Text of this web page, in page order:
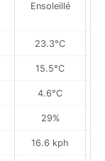
Ensoleillé
23.3°C
15.5°C
4.6°C
29%
16.6 kph